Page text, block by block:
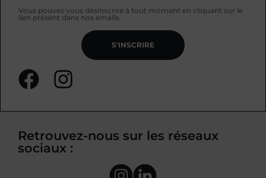
Vous pouvez vous désinscrire à tout moment en cliquant sur le
lien présent dans nos emails.
S'INSCRIRE
Retrouvez-nous sur les réseaux
sociaux :